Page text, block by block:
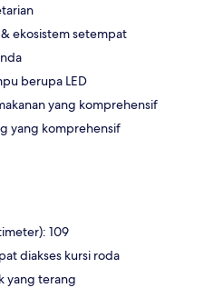
ekosistem setempat
berupa LED
yang komprehensif
yang komprehensif
109
diakses kursi roda
yang terang